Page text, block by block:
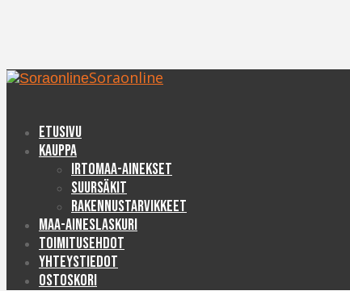
Soraonline
Etusivu
Kauppa
Irtomaa-ainekset
Suursäkit
Rakennustarvikkeet
Maa-aineslaskuri
Toimitusehdot
Yhteystiedot
Ostoskori